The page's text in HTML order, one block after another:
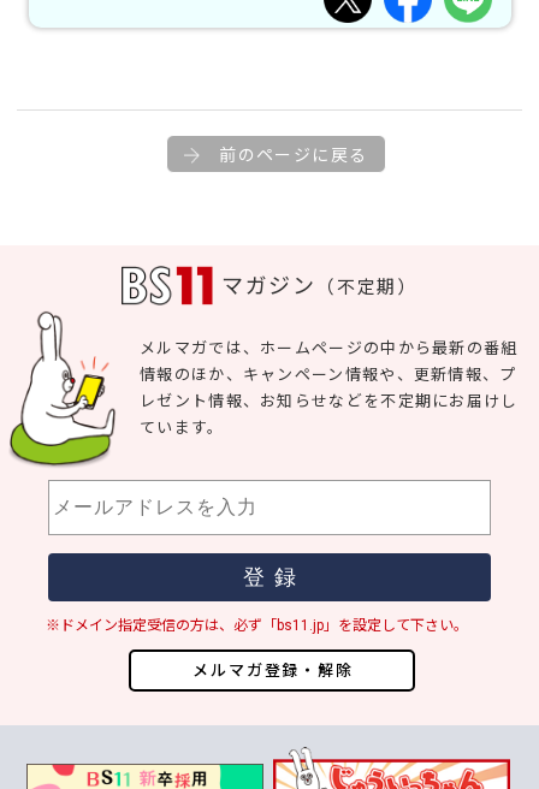
前のページに戻る
マガジン （不定期）
メルマガ登録・解除
メルマガでは、ホームページの中から最新の番組
情報のほか、キャンペーン情報や、更新情報、プ
レゼント情報、お知らせなどを不定期にお届けし
ています。
※ドメイン指定受信の方は、必ず「bs11.jp」を設定して下さい。